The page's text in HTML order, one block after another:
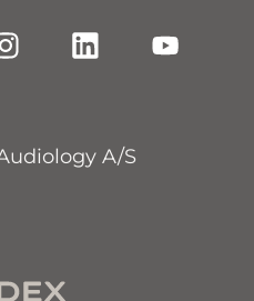
A/S